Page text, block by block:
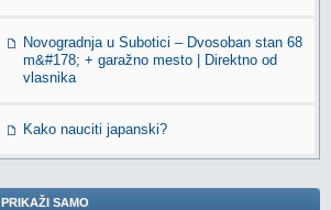
Novogradnja u Subotici – Dvosoban stan 68
m&#178; + garažno mesto | Direktno od
vlasnika
Kako nauciti japanski?
PRIKAŽI SAMO